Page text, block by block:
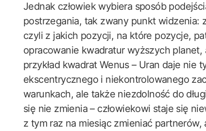
Jednak człowiek wybiera sposób
postrzegania, tak zwany punkt widzenia:
czyli z jakich pozycji, na które pozycje,
opracowanie kwadratur wyższych
przykład kwadrat Wenus – Uran daje nie
ekscentrycznego i niekontrolowanego
warunkach, ale także niezdolność do
się nie zmienia – człowiekowi staje się
z tym raz na miesiąc zmieniać